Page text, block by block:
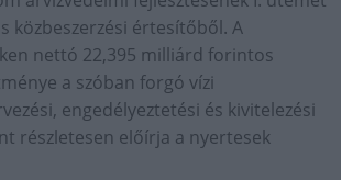
közbeszerzési értesítőből. A
nettó 22,395 milliárd forintos
a szóban forgó vízi
engedélyeztetési és kivitelezési
részletesen előírja a nyertesek